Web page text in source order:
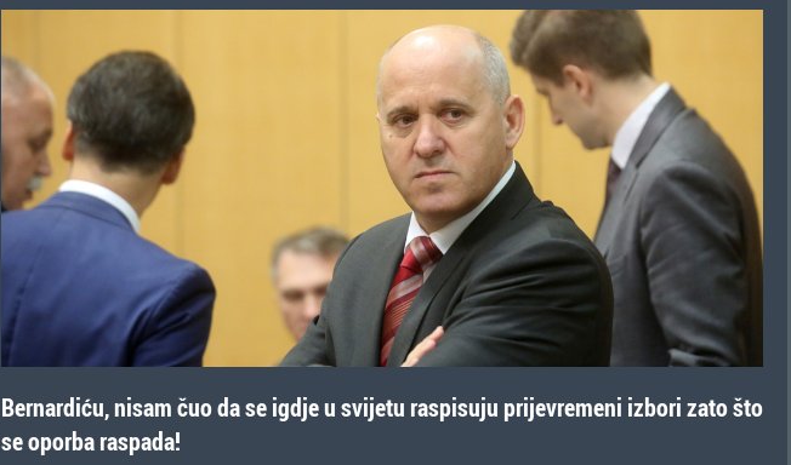
Bernardiću, nisam čuo da se igdje u svijetu raspisuju prijevremeni izbori zato što
se oporba raspada!